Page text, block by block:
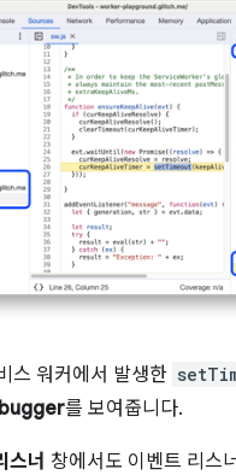
스 워커에서 발생한
를 보여줍니다.
스너 창에서도 이벤트 리스